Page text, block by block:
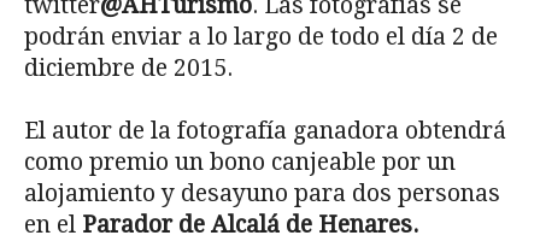
podrán enviar a lo largo de todo el día 2 de
diciembre de 2015.
El autor de la fotografía ganadora obtendrá
como premio un bono canjeable por un
alojamiento y desayuno para dos personas
en el Parador de Alcalá de Henares.